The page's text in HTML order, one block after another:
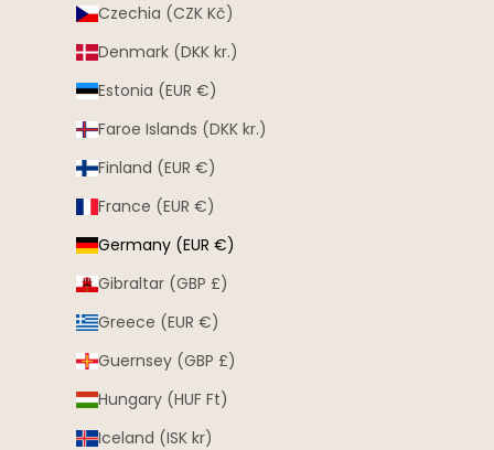
Czechia (CZK Kč)
Denmark (DKK kr.)
Estonia (EUR €)
Faroe Islands (DKK kr.)
Finland (EUR €)
France (EUR €)
Germany (EUR €)
Gibraltar (GBP £)
Greece (EUR €)
Guernsey (GBP £)
Hungary (HUF Ft)
Iceland (ISK kr)